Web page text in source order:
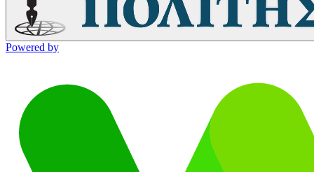
Powered by